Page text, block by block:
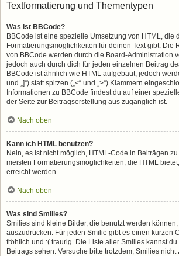
Textformatierung und Thementypen
Was ist BBCode?
BBCode ist eine spezielle Umsetzung von HTML, die
Formatierungsmöglichkeiten für deinen Text gibt. Die
von BBCode werden durch die Board-Administration
jedoch auch durch dich für jeden einzelnen Beitrag
BBCode ist ähnlich wie HTML aufgebaut, jedoch
und „]“) statt spitzen („<“ und „>“) Klammern
Informationen zu BBCode findest du auf einer
der Seite zur Beitragserstellung aus zugänglich ist.
Nach oben
Kann ich HTML benutzen?
Nein, es ist nicht möglich, HTML-Code in Beiträgen
meisten Formatierungsmöglichkeiten, die HTML
erreicht werden.
Nach oben
Was sind Smilies?
Smilies sind kleine Bilder, die benutzt werden können,
auszudrücken. Für jeden Smilie gibt es einen kurzen
fröhlich und :( traurig. Die Liste aller Smilies kannst
Beitrags sehen. Versuche bitte trotzdem, Smilies